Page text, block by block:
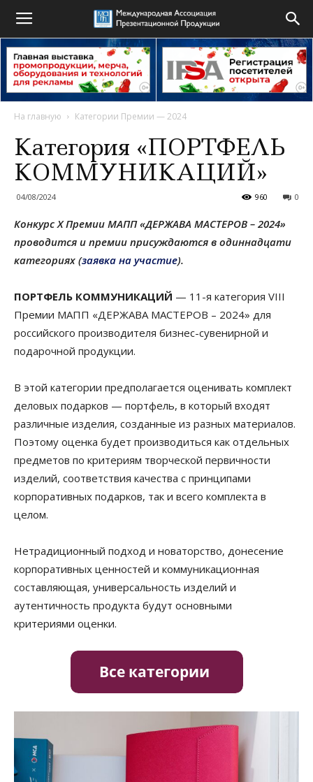
На главную Категории Премии — 2024
Категория «ПОРТФЕЛЬ
КОММУНИКАЦИЙ»
04/08/2024 0
960
Конкурс X Премии МАПП «ДЕРЖАВА МАСТЕРОВ – 2024»
проводится и премии присуждаются в одиннадцати
категориях (заявка на участие).
ПОРТФЕЛЬ КОММУНИКАЦИЙ — 11-я категория VIII
Премии МАПП «ДЕРЖАВА МАСТЕРОВ – 2024» для
российского производителя бизнес-сувенирной и
подарочной продукции.
В этой категории предполагается оценивать комплект
деловых подарков — портфель, в который входят
различные изделия, созданные из разных материалов.
Поэтому оценка будет производиться как отдельных
предметов по критериям творческой первичности
изделий, соответствия качества с принципами
корпоративных подарков, так и всего комплекта в
целом.
Нетрадиционный подход и новаторство, донесение
корпоративных ценностей и коммуникационная
составляющая, универсальность изделий и
аутентичность продукта будут основными
критериями оценки.